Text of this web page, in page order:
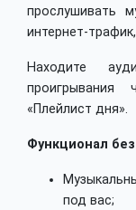
прослушивать
интернет-
Находите
проигрывания
«Плейлист дня».
Функционал
под вас;